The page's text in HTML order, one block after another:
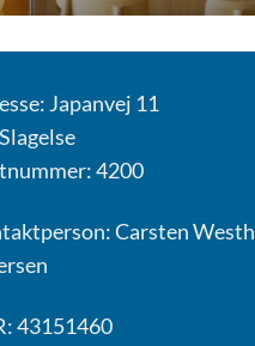
Japanvej 11
4200
Carsten Westh
43151460